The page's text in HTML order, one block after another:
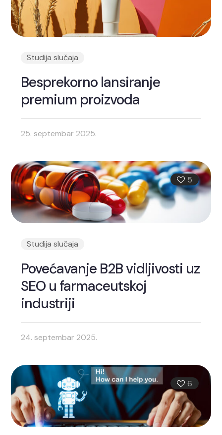
Studija slučaja
Besprekorno lansiranje
premium proizvoda
25. septembar 2025.
5
Studija slučaja
Povećavanje B2B vidljivosti uz
SEO u farmaceutskoj
industriji
24. septembar 2025.
6